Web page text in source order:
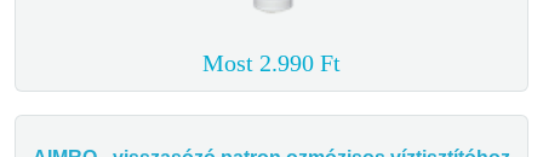
Most 2.990 Ft